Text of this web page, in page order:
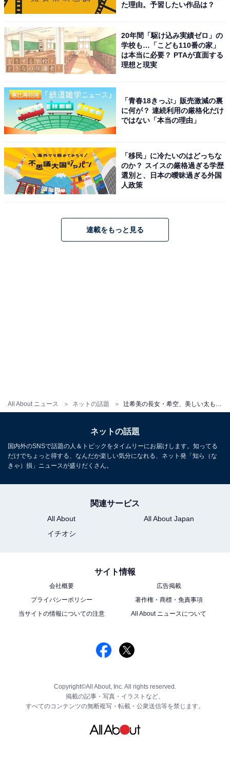
All About ニュース ネットの話題
た理由。予習したい作品は？
20年間「駆け込み実績ゼロ」の
学校も…「こども110番の家」
は本当に必要？ PTAが直面する
理想と現実
「青春18きっぷ」販売激減の裏
に何が？ 連続利用の厳格化だけ
ではない「本当の理由」
「移民」に冷たいのはどっちな
のか？ スイスの厳格過ぎる学歴
選別と、日本の曖昧過ぎる外国
人政策
連載をもっと見る
ネットの話題
国内外のSNSで話題の人＆トピックをタイムリーにお届けします。知ってる
だけでちょっと得する、なんだか楽しい気分になれる、ネット発「知ら（な
きゃ）損」ニュースが盛りだくさん。
関連サービス
All About
All About Japan
イチオシ
サイト情報
会社概要
広告掲載
プライバシーポリシー
著作権・商標・免責事項
当サイトの情報についての注意
All About ニュースについて
Copyright©All About, Inc. All rights reserved.
掲載の記事・写真・イラストなど、
すべてのコンテンツの無断複写・転載・公衆送信等を禁じます。